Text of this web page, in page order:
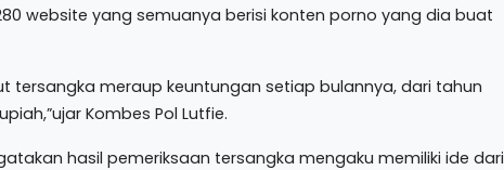
website yang semuanya berisi konten porno yang dia buat
tersangka meraup keuntungan setiap bulannya, dari tahun
Kombes Pol Lutfie.
hasil pemeriksaan tersangka mengaku memiliki ide dari